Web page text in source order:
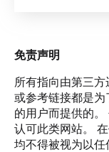
免责声明
所有指向由第三方
或参考链接都是为
的用户而提供的
认可此类网站。
均不得被视为以任